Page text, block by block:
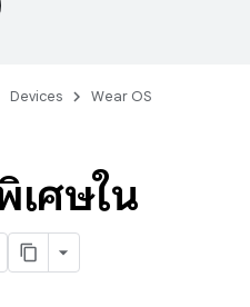
Devices Wear OS
เศษใน